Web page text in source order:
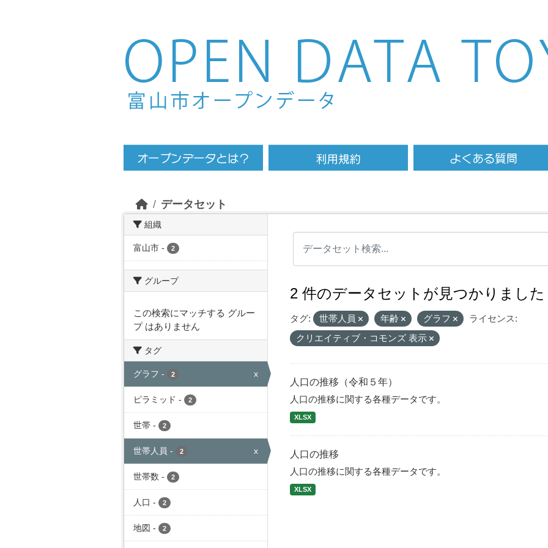
Skip to main content
データセット
組織
富山市 - 2
グループ
この検索にマッチする グルー
プ はありません
タグ
グラフ - 2 x
ピラミッド - 2
世帯 - 2
世帯人員 - 2 x
世帯数 - 2
人口 - 2
地図 - 2
2 件のデータセットが見つかりました
タグ: 世帯人員 年齢 グラフ
ライセンス:
クリエイティブ・コモンズ 表示
人口の推移（令和５年）
人口の推移に関する各種データです。
XLSX
人口の推移
人口の推移に関する各種データです。
XLSX